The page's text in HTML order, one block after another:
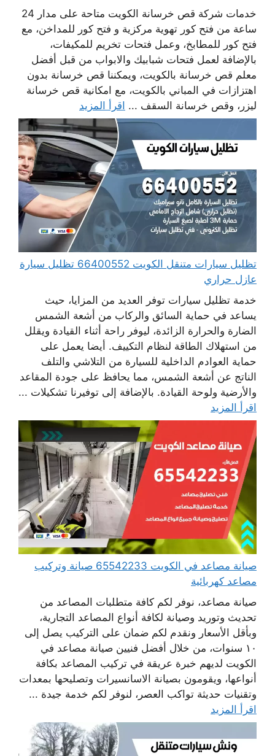
خدمات شركة قص خرسانة الكويت متاحة على مدار 24
ساعة من فتح كور تهوية مركزية و فتح كور للمداخن، مع
فتح كور للمطابخ، وعمل فتحات تخريم للمكيفات،
بالإضافة لعمل فتحات شبابيك والابواب من قبل أفضل
معلم قص خرسانة بالكويت، ويمكننا قص خرسانة بدون
اهتزازات في المباني بالكويت، مع امكانية قص خرسانة
ليزر، وقص خرسانة السقف ... اقرأ المزيد
تظليل سيارات متنقل الكويت 66400552 تظليل سيارة
عازل حراري
خدمة تظليل سيارات توفر العديد من المزايا، حيث
يساعد في حماية السائق والركاب من أشعة الشمس
الضارة والحرارة الزائدة، ليوفر راحة أثناء القيادة ويقلل
من استهلاك الطاقة لنظام التكييف. أيضا يعمل على
حماية العوادم الداخلية للسيارة من التلاشي والتلف
الناتج عن أشعة الشمس، مما يحافظ على جودة المقاعد
والأرضية ولوحة القيادة. بالإضافة إلى توفيرنا تشكيلات ...
اقرأ المزيد
صيانة مصاعد في الكويت 65542233 صيانة وتركيب
مصاعد كهربائية
صيانة مصاعد، نوفر لكم كافة متطلبات المصاعد من
تحديث وتوريد وصيانة لكافة أنواع المصاعد التجارية،
وبأقل الأسعار ونقدم لكم ضمان على التركيب يصل إلى
١٠ سنوات، من خلال أفضل فنيين صيانة مصاعد في
الكويت لديهم خبرة عريقة في تركيب المصاعد بكافة
أنواعها، ويقومون بصيانة الاسانسيرات وتصليحها بمعدات
وتقنيات حديثة تواكب العصر، لنوفر لكم خدمة جيدة ...
اقرأ المزيد